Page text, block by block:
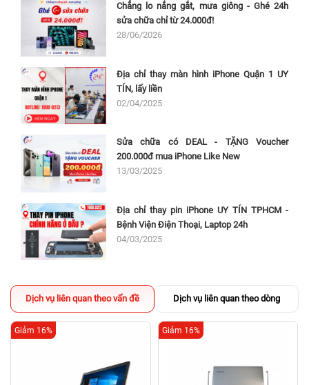
Chẳng lo nắng gắt, mưa giông - Ghé 24h
sửa chữa chỉ từ 24.000đ!
28/06/2026
Địa chỉ thay màn hình iPhone Quận 1 UY
TÍN, lấy liền
02/04/2025
Sửa chữa có DEAL - TẶNG Voucher
200.000đ mua iPhone Like New
13/03/2025
Địa chỉ thay pin iPhone UY TÍN TPHCM -
Bệnh Viện Điện Thoại, Laptop 24h
04/03/2025
Dịch vụ liên quan theo vấn đề Dịch vụ liên quan theo dòng
Giảm 16% Giảm 16%